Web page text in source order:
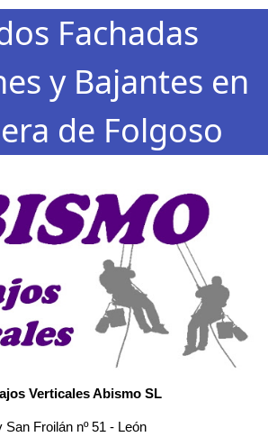
Fachadas
y Bajantes en
de Folgoso
Verticales Abismo SL
San Froilán nº 51 - León